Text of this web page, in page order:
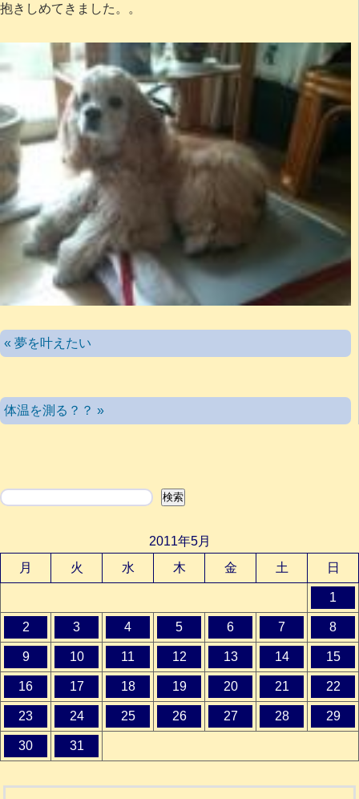
抱きしめてきました。。
« 夢を叶えたい
体温を測る？？ »
検索 検索
2011年5月
月
火 水 木 金 土 日
1
2 3 4 5 6 7 8
9 10 11 12 13 14 15
16 17 18 19 20 21 22
23 24 25 26 27 28 29
30 31